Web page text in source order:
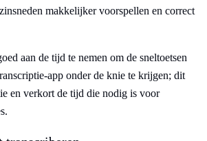
makkelijker voorspellen en correct
aan de tijd te nemen om de sneltoetsen
app onder de knie te krijgen; dit
en verkort de tijd die nodig is voor